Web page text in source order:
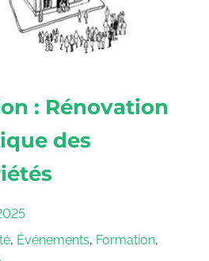
: Rénovation
des
, Événements, Formation,